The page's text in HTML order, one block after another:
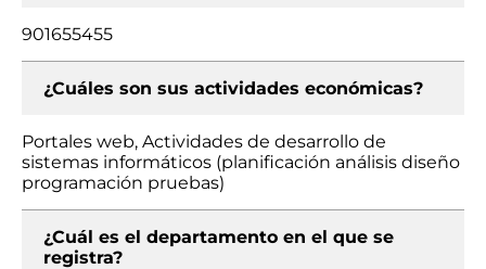
901655455
¿Cuáles son sus actividades económicas?
Portales web, Actividades de desarrollo de
sistemas informáticos (planificación análisis diseño
programación pruebas)
¿Cuál es el departamento en el que se
registra?